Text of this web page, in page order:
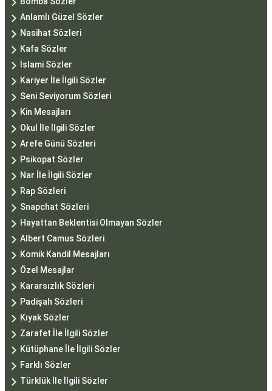
Anlamlı Güzel Sözler
Nasihat Sözleri
Kafa Sözler
İslami Sözler
Kariyer İle İlgili Sözler
Seni Seviyorum Sözleri
Kin Mesajları
Okul İle İlgili Sözler
Arefe Günü Sözleri
Psikopat Sözler
Nar İle İlgili Sözler
Rap Sözleri
Snapchat Sözleri
Hayattan Beklentisi Olmayan Sözler
Albert Camus Sözleri
Komik Kandil Mesajları
Özel Mesajlar
Kararsızlık Sözleri
Padişah Sözleri
Kıyak Sözler
Zarafet İle İlgili Sözler
Kütüphane İle İlgili Sözler
Farklı Sözler
Türklük İle İlgili Sözler